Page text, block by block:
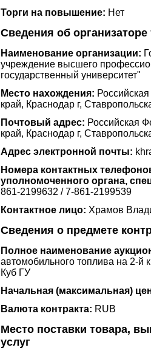
Торги на повышение: Нет
Сведения об организаторе
Наименование организации:
учреждение высшего
государственный университет"
Место нахождения:
край, Краснодар г,
Почтовый адрес: Российская
край, Краснодар г,
Адрес электронной почты:
Номера контактных
уполномоченного органа,
861-2199632 / 7-861-2199539
Контактное лицо: Храмов
Сведения о предмете
Полное наименование
автомобильного топлива на 2-
Куб ГУ
Начальная (максимальная)
Валюта контракта: RUB
Место поставки товара,
услуг